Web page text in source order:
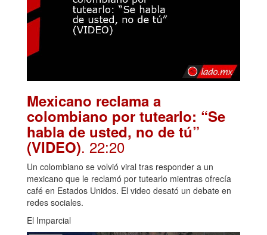
Mexicano reclama a
colombiano por tutearlo: “Se
habla de usted, no de tú”
(VIDEO). 22:20
Un colombiano se volvió viral tras responder a un
mexicano que le reclamó por tutearlo mientras ofrecía
café en Estados Unidos. El video desató un debate en
redes sociales.
El Imparcial